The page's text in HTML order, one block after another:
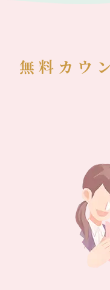
無料カウ